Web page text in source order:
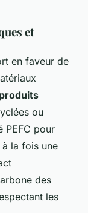
et
en faveur de
produits
ou
PEFC pour
la fois une
des
les